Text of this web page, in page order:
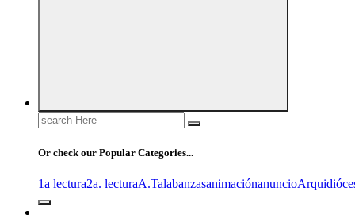
Search
for:
Or check our Popular Categories...
1a lectura2a. lecturaA.Talabanzasanimaciónanuncio